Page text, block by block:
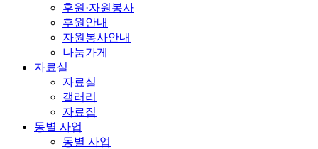
후원·자원봉사
후원안내
자원봉사안내
나눔가게
자료실
자료실
갤러리
자료집
동별 사업
동별 사업